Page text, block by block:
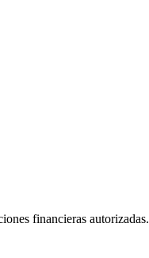
financieras autorizadas.